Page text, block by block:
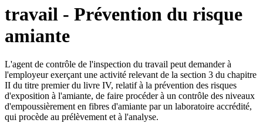
travail - Prévention du risque
amiante
L'agent de contrôle de l'inspection du travail peut demander à
l'employeur exerçant une activité relevant de la section 3 du chapitre
II du titre premier du livre IV, relatif à la prévention des risques
d'exposition à l'amiante, de faire procéder à un contrôle des niveaux
d'empoussièrement en fibres d'amiante par un laboratoire accrédité,
qui procède au prélèvement et à l'analyse.